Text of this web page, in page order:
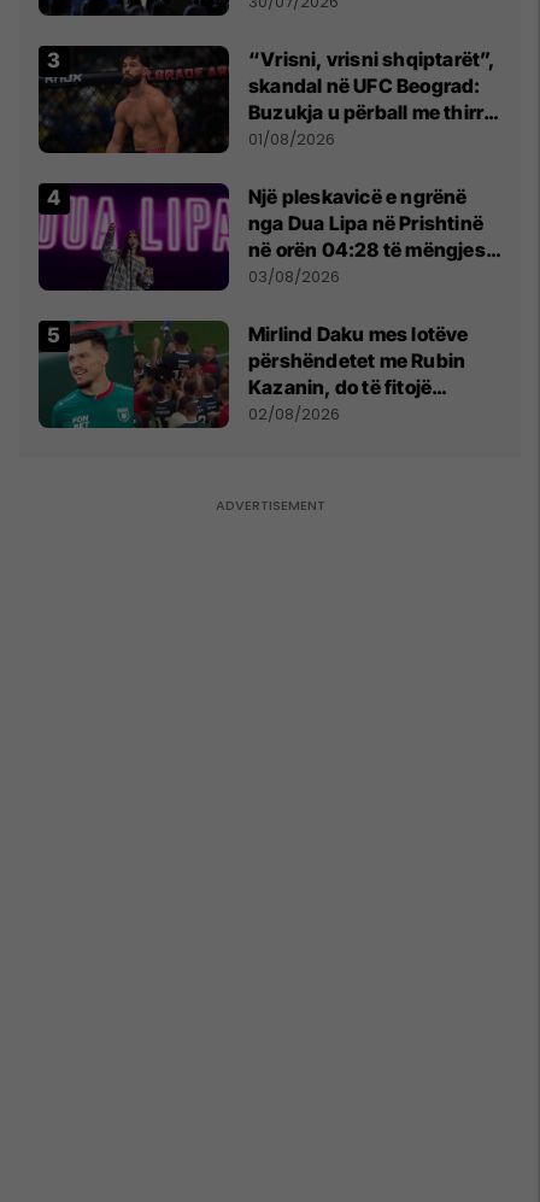
“Vrisni, vrisni shqiptarët”,
skandal në UFC Beograd:
Buzukja u përball me thirrje
anti-shqiptare nga
01/08/2026
Një pleskavicë e ngrënë
nga Dua Lipa në Prishtinë
në orën 04:28 të mëngjesit
- dhe bota digjitale serbe
03/08/2026
Mirlind Daku mes lotëve
përshëndetet me Rubin
Kazanin, do të fitojë
miliona te Spartak Moska
02/08/2026